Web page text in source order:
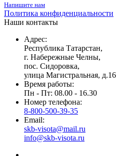
Напишите нам
Политика конфиденциальности
Наши контакты
Адрес:
Республика Татарстан,
г. Набережные Челны,
пос. Сидоровка,
улица Магистральная, д.16
Время работы:
Пн - Пт: 08.00 - 16.30
Номер телефона:
8-800-500-39-35
Email:
skb-visota@mail.ru
info@skb-visota.ru